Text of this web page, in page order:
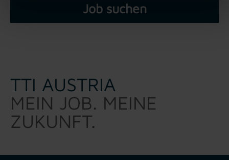
Job suchen
TTI AUSTRIA
MEIN JOB. MEINE
ZUKUNFT.